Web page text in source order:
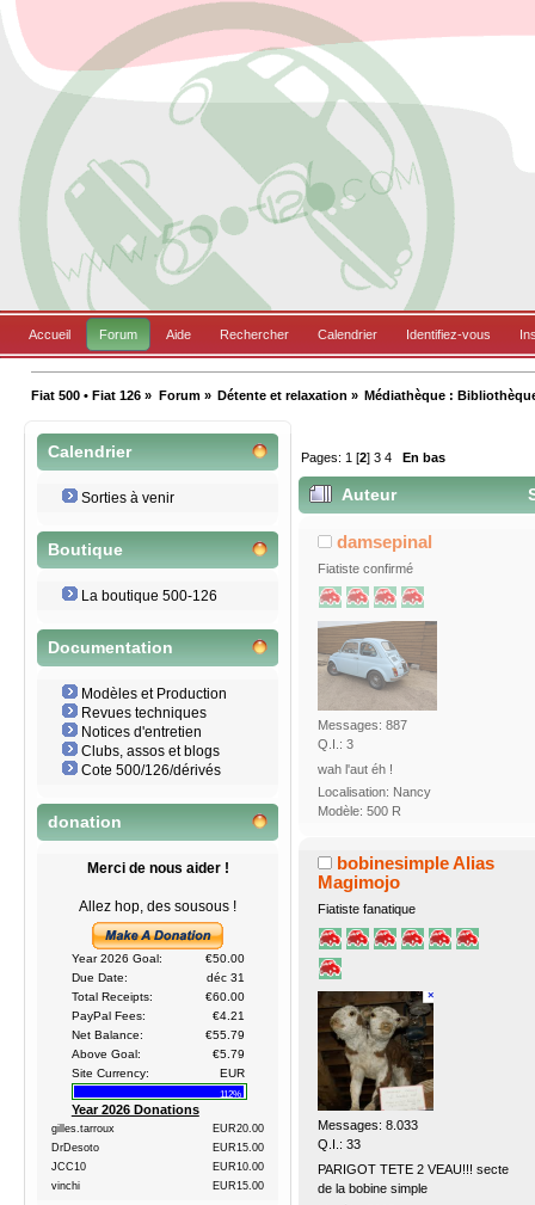
Accueil Forum Aide Rechercher Calendrier Identifiez-vous
Fiat 500 • Fiat 126 » Forum» Détente et relaxation » Médiathèque :
Calendrier
Sorties à venir
Boutique
La boutique 500-126
Documentation
Modèles et Production
Revues techniques
Notices d'entretien
Clubs, assos et blogs
Cote 500/126/dérivés
donation
Merci de nous aider !
Allez hop, des sousous !
Year 2026 Goal:
€50.00
Due Date:
déc 31
Total Receipts:
€60.00
PayPal Fees:
€4.21
Net Balance:
€55.79
Above Goal:
€5.79
Site Currency:
EUR
112%
Year 2026 Donations
gilles.tarroux
EUR20.00
DrDesoto
EUR15.00
JCC10
EUR10.00
vinchi
EUR15.00
Pages: 1 [2]3 4 En bas
Auteur
damsepinal
Fiatiste confirmé
Messages: 887
Q.I.: 3
wah l'aut éh !
Localisation: Nancy
Modèle: 500 R
bobinesimple Alias
Magimojo
Fiatiste fanatique
Messages: 8.033
Q.I.: 33
PARIGOT TETE 2 VEAU!!! secte
de la bobine simple